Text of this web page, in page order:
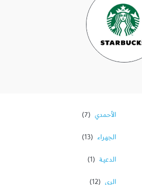
الأحمدي
الجهراء
الدعية